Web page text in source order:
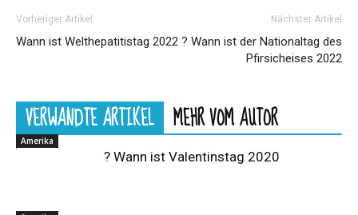
Vorheriger Artikel
Wann ist Welthepatitistag 2022
Nächster Artikel
? Wann ist der Nationaltag des
Pfirsicheises 2022
VERWANDTE ARTIKEL MEHR VOM AUTOR
Amerika
? Wann ist Valentinstag 2020